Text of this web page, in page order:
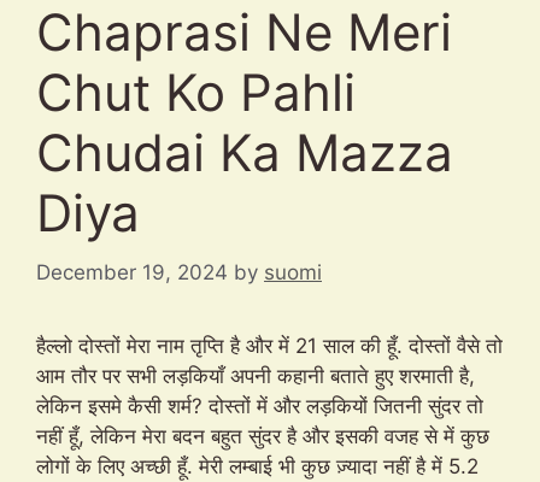
Chaprasi Ne Meri
Chut Ko Pahli
Chudai Ka Mazza
Diya
December 19, 2024 by suomi
हैल्लो दोस्तों मेरा नाम तृप्ति है और में 21 साल की हूँ. दोस्तों वैसे तो
आम तौर पर सभी लड़कियाँ अपनी कहानी बताते हुए शरमाती है,
लेकिन इसमे कैसी शर्म? दोस्तों में और लड़कियों जितनी सुंदर तो
नहीं हूँ, लेकिन मेरा बदन बहुत सुंदर है और इसकी वजह से में कुछ
लोगों के लिए अच्छी हूँ. मेरी लम्बाई भी कुछ ज़्यादा नहीं है में 5.2